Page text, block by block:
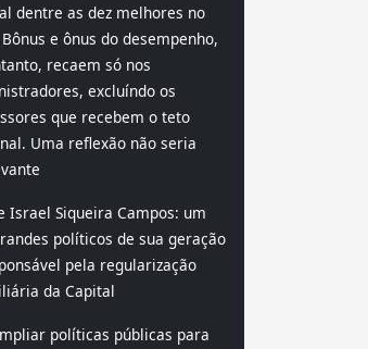
dentre as dez melhores no
e ônus do desempenho,
recaem só nos
excluíndo os
que recebem o teto
Uma reflexão não seria
Israel Siqueira Campos: um
políticos de sua geração
pela regularização
da Capital
políticas públicas para